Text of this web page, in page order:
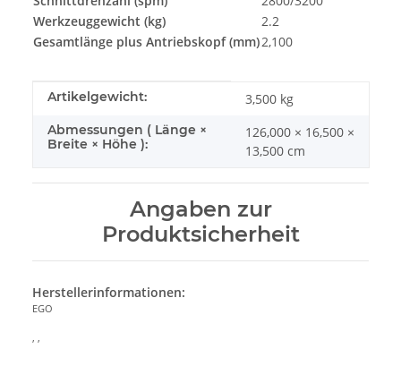
Werkzeuggewicht (kg)
2.2
Gesamtlänge plus Antriebskopf (mm)2,100
Produkteigenschaft
Wert
Artikelgewicht: 3,500 kg
Abmessungen ( Länge ×
Breite × Höhe ):
126,000 × 16,500 ×
13,500 cm
Angaben zur
Produktsicherheit
Herstellerinformationen:
EGO